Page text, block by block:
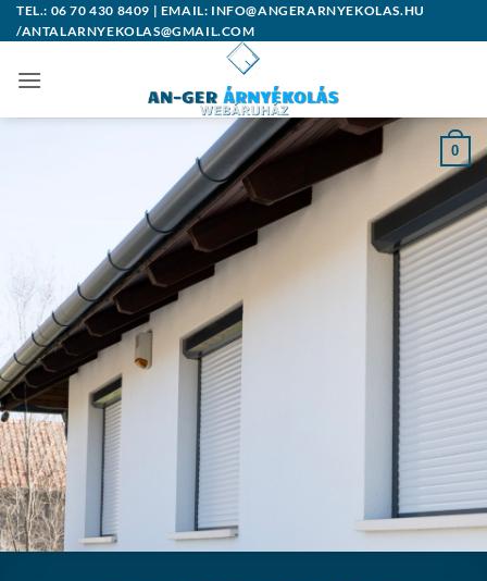
Skip
to
TEL.: 06 70 430 8409 | EMAIL: INFO@ANGERARNYEKOLAS.HU
/ANTALARNYEKOLAS@GMAIL.COM
0